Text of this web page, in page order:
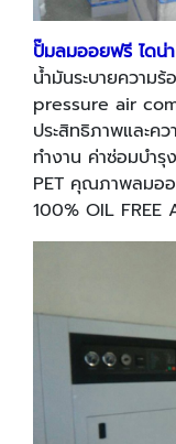
ปั๊มลมออยฟรี ไดน่า
น้ำมันระบายความ
pressure air
ประสิทธิภาพและค
ทำงาน ค่าซ่อมบำรุ
PET คุณภาพลมออ
100% OIL FREE